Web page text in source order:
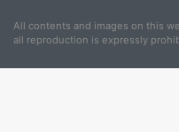
All contents and images on this
all reproduction is expressly